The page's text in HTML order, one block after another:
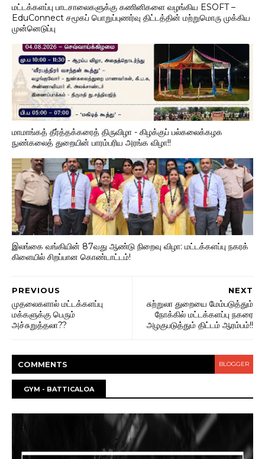
மட்டக்களப்பு பாடசாலைகளுக்கு கணினிகளை வழங்கிய ESOFT –
EduConnect சமூகப் பொறுப்புணர்வு திட்டத்தின் மற்றுமொரு முக்கிய
முன்னெடுப்பு
மாமாங்கத் தீர்த்தக்கரைத் திருவிழா - கிழக்குப் பல்கலைக்கழக
நுண்கலைத் துறையின் பாரம்பரிய அரங்க விழா!!
இலங்கை வங்கியின் 87வது ஆண்டு நிறைவு விழா: மட்டக்களப்பு நகரக்
கிளையில் சிறப்பான கொண்டாட்டம்!
NEXT
சுற்றுலா துறையை மேம்படுத்தும்
நோக்கில் மட்டக்களப்பு நகரை
அழகுபடுத்தும் திட்டம் ஆரம்பம்!!
PREVIOUS
முதலைகளால் மட்டக்களப்பு
மக்களுக்கு பெரும்
அச்சுறுத்தலா??
COMMENTS BLOGGER
GYM - BATTICALOA